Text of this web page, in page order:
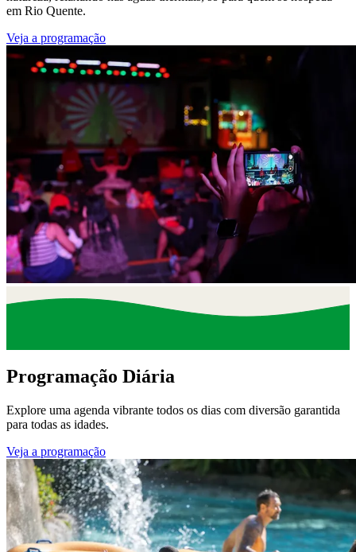
em Rio Quente.
Veja a programação
Programação Diária
Explore uma agenda vibrante todos os dias com diversão garantida
para todas as idades.
Veja a programação